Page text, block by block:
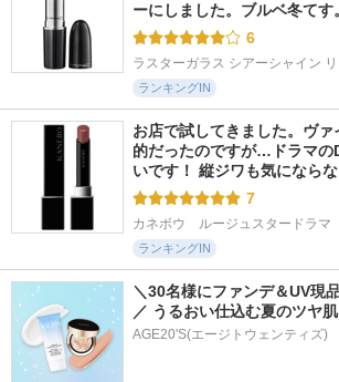
ーにしました。ブルベ冬て
6
ラスターガラス シアーシャイン
ランキングIN
お店で試してきました。ヴァ
的だったのですが…ドラマの
いです！ 縦ジワも気になら
7
カネボウ　ルージュスタードラマ
ランキングIN
＼30名様にファンデ＆UV現
／ うるおい仕込む夏のツヤ
AGE20'S(エージトウェンティズ)